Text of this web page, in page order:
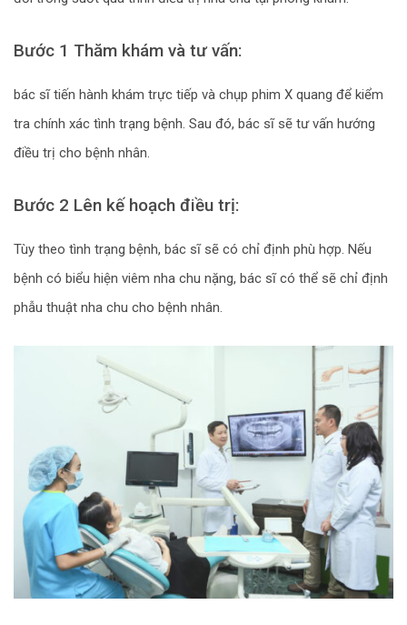
Bước 1 Thăm khám và tư vấn:
bác sĩ tiến hành khám trực tiếp và chụp phim X quang để kiểm
tra chính xác tình trạng bệnh. Sau đó, bác sĩ sẽ tư vấn hướng
điều trị cho bệnh nhân.
Bước 2 Lên kế hoạch điều trị:
Tùy theo tình trạng bệnh, bác sĩ sẽ có chỉ định phù hợp. Nếu
bệnh có biểu hiện viêm nha chu nặng, bác sĩ có thể sẽ chỉ định
phẫu thuật nha chu cho bệnh nhân.